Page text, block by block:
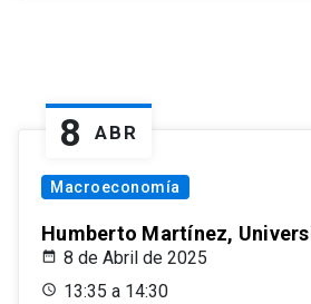
8 ABR
Macroeconomía
Humberto Martínez,
8 de Abril de 2025
13:35 a 14:30